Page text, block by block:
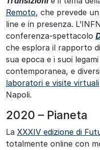
Remoto, che prevede
line e in presenza.
conferenza-spettacolo
che esplora il rapporto
sua epoca e i suoi
contemporanea, e
laboratori e visite virtuali
Napoli.
2020 – Pianeta
La XXXIV edizione di
totalmente online con